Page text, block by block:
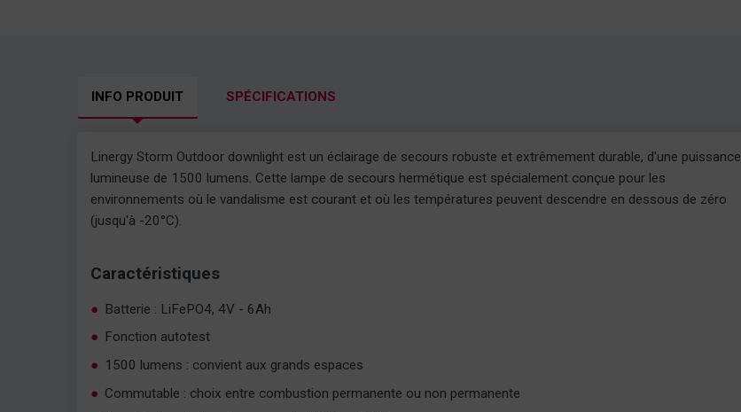
INFO PRODUIT SPÉCIFICATIONS
Linergy Storm Outdoor downlight est un éclairage de secours robuste et extrêmement durable, d'une puissance
lumineuse de 1500 lumens. Cette lampe de secours hermétique est spécialement conçue pour les
environnements où le vandalisme est courant et où les températures peuvent descendre en dessous de zéro
(jusqu'à -20°C).
Caractéristiques
Batterie : LiFePO4, 4V - 6Ah
Fonction autotest
1500 lumens : convient aux grands espaces
Commutable : choix entre combustion permanente ou non permanente